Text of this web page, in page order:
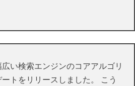
い検索エンジンのコアアルゴリ
トをリリースしました。 こう